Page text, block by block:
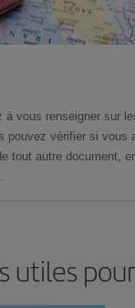
à vous renseigner sur
pouvez vérifier si vous
tout autre document,
utiles